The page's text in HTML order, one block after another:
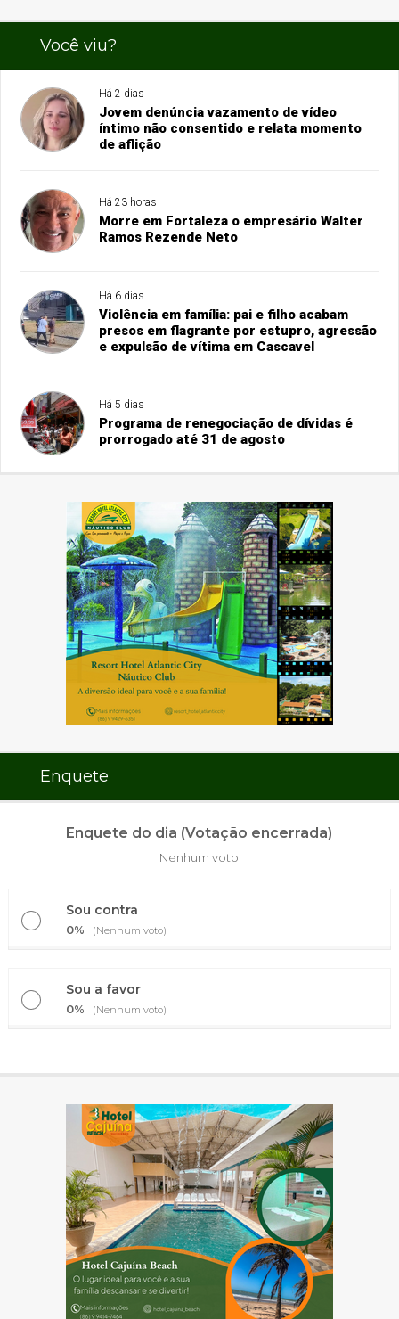
Você viu?
Há 2 dias
Jovem denúncia vazamento de vídeo
íntimo não consentido e relata momento
de aflição
Há 23 horas
Morre em Fortaleza o empresário Walter
Ramos Rezende Neto
Há 6 dias
Violência em família: pai e filho acabam
presos em flagrante por estupro, agressão
e expulsão de vítima em Cascavel
Há 5 dias
Programa de renegociação de dívidas é
prorrogado até 31 de agosto
Enquete
Enquete do dia (Votação encerrada)
Nenhum voto
Sou contra
0% (Nenhum voto)
Sou a favor
0% (Nenhum voto)